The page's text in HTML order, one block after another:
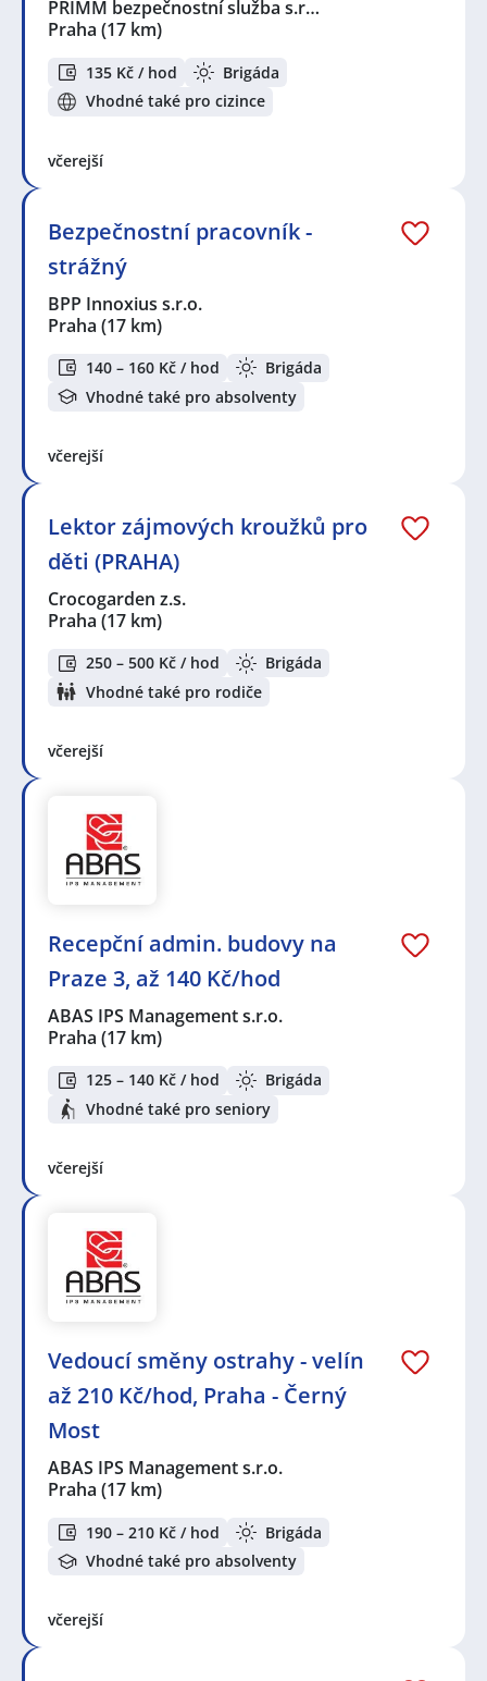
PRIMM bezpečnostní služba s.r…
Praha (17 km)
135 Kč / hod
Brigáda
Vhodné také pro cizince
včerejší
Bezpečnostní pracovník -
strážný
BPP Innoxius s.r.o.
Praha (17 km)
140 – 160 Kč / hod
Brigáda
Vhodné také pro absolventy
včerejší
Lektor zájmových kroužků pro
děti (PRAHA)
Crocogarden z.s.
Praha (17 km)
250 – 500 Kč / hod
Brigáda
Vhodné také pro rodiče
včerejší
Recepční admin. budovy na
Praze 3, až 140 Kč/hod
ABAS IPS Management s.r.o.
Praha (17 km)
125 – 140 Kč / hod
Brigáda
Vhodné také pro seniory
včerejší
Vedoucí směny ostrahy - velín
až 210 Kč/hod, Praha - Černý
Most
ABAS IPS Management s.r.o.
Praha (17 km)
190 – 210 Kč / hod
Brigáda
Vhodné také pro absolventy
včerejší